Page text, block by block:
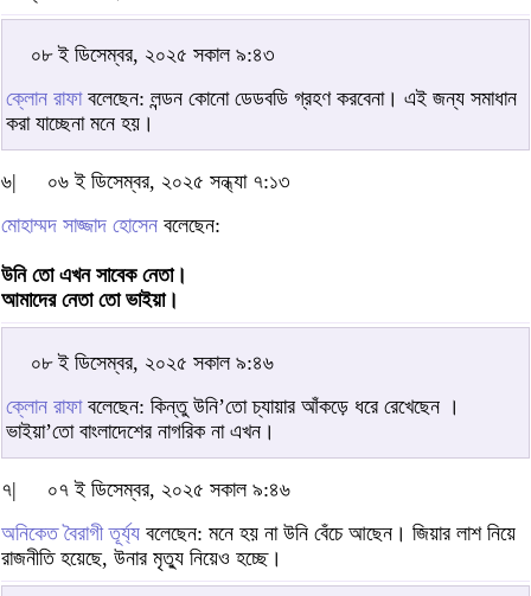
০৮ ই ডিসেম্বর, ২০২৫ সকাল ৯:৪৩
ক্লোন রাফাবলেছেন: লন্ডন কোনো ডেডবডি গ্রহণ করবেনা। এই জন্য সমাধান
করা যাচ্ছেনা মনে হয়।
৬|
০৬ ই ডিসেম্বর, ২০২৫ সন্ধ্যা ৭:১৩
মোহাম্মদ সাজ্জাদ হোসেন বলেছেন:
উনি তো এখন সাবেক নেতা।
আমাদের নেতা তো ভাইয়া।
০৮ ই ডিসেম্বর, ২০২৫ সকাল ৯:৪৬
ক্লোন রাফাবলেছেন: কিন্তু উনি’তো চ্যায়ার আঁকড়ে ধরে রেখেছেন ।
ভাইয়া’তো বাংলাদেশের নাগরিক না এখন।
৭|
০৭ ই ডিসেম্বর, ২০২৫ সকাল ৯:৪৬
অনিকেত বৈরাগী তূর্য্য বলেছেন: মনে হয় না উনি বেঁচে আছেন। জিয়ার লাশ নিয়ে
রাজনীতি হয়েছে, উনার মৃত্যু নিয়েও হচ্ছে।